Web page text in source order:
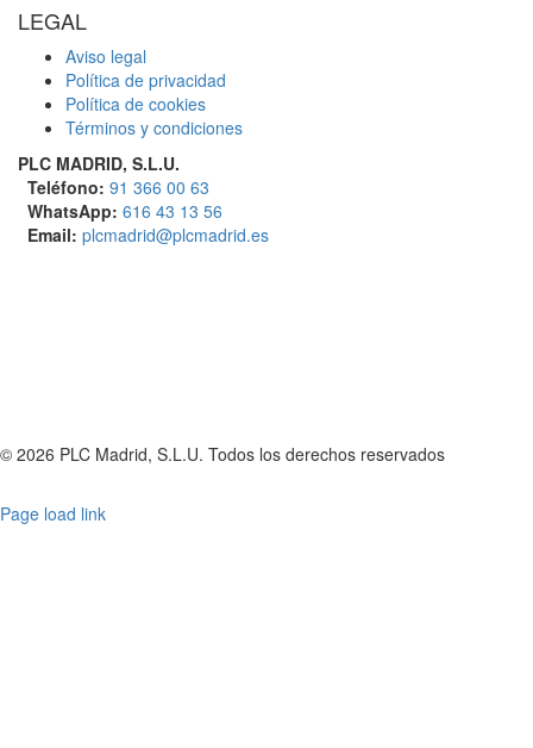
LEGAL
Aviso legal
Política de privacidad
Política de cookies
Términos y condiciones
PLC MADRID, S.L.U.
Teléfono: 91 366 00 63
WhatsApp: 616 43 13 56
Email: plcmadrid@plcmadrid.es
© 2026 PLC Madrid, S.L.U. Todos los derechos reservados
de
Page load link